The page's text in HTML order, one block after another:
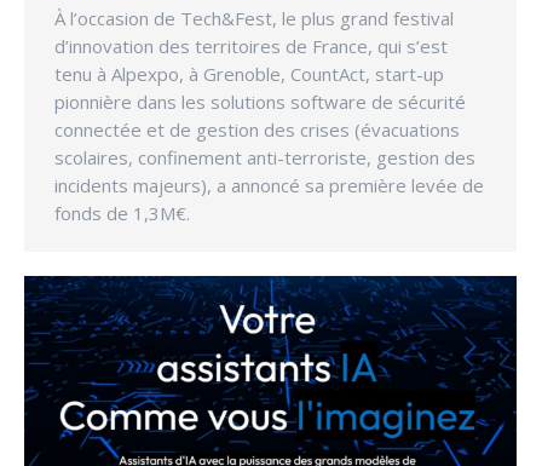
À l’occasion de Tech&Fest, le plus grand festival
d’innovation des territoires de France, qui s’est
tenu à Alpexpo, à Grenoble, CountAct, start-up
pionnière dans les solutions software de sécurité
connectée et de gestion des crises (évacuations
scolaires, confinement anti-terroriste, gestion des
incidents majeurs), a annoncé sa première levée de
fonds de 1,3M€.